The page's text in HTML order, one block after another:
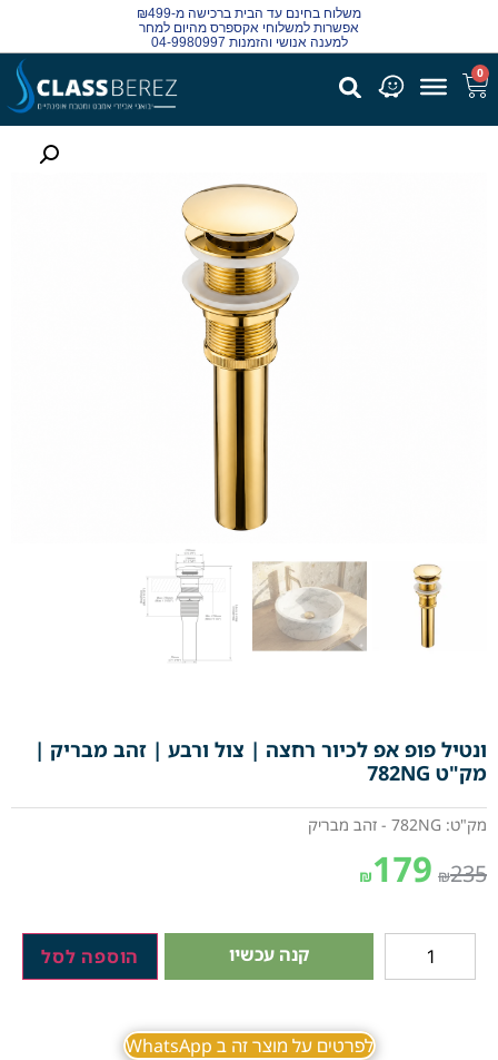
משלוח בחינם עד הבית ברכישה מ-₪499
אפשרות למשלוחי אקספרס מהיום למחר
למענה אנושי והזמנות 04-9980997
0
ונטיל פופ אפ לכיור רחצה | צול ורבע | זהב מבריק |
מק"ט 782NG
מק"ט: 782NG - זהב מבריק
₪235
₪179
קנה עכשיו הוספה לסל
לפרטים על מוצר זה ב WhatsApp